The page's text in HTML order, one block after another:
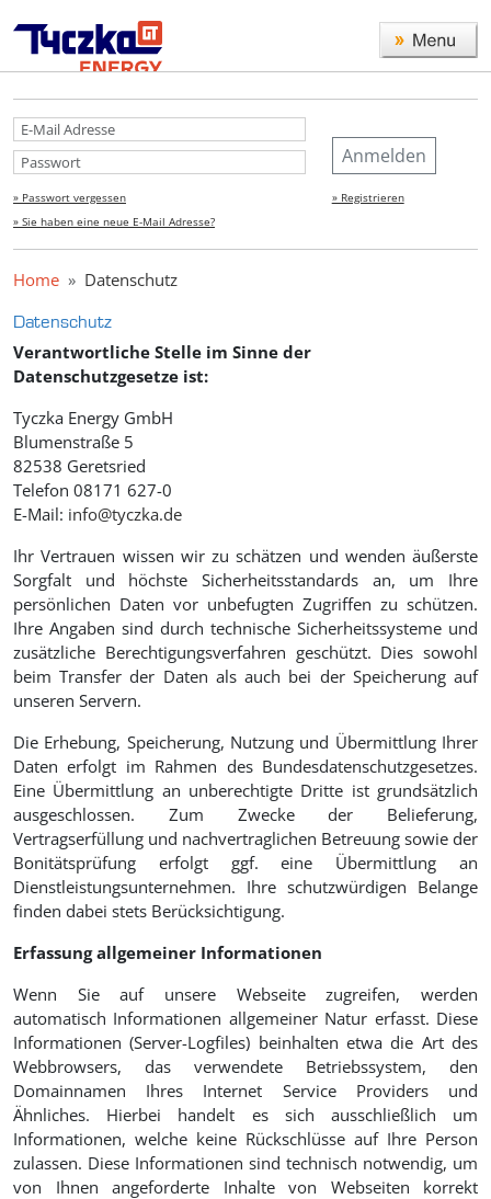
Anmelden
» Passwort vergessen
» Sie haben eine neue E-Mail Adresse?
» Registrieren
Home
Datenschutz
Datenschutz
Verantwortliche Stelle im Sinne der
Datenschutzgesetze ist:
Tyczka Energy GmbH
Blumenstraße 5
82538 Geretsried
Telefon 08171 627-0
E-Mail: info@tyczka.de
Ihr Vertrauen wissen wir zu schätzen und wenden äußerste
Sorgfalt und höchste Sicherheitsstandards an, um Ihre
persönlichen Daten vor unbefugten Zugriffen zu schützen.
Ihre Angaben sind durch technische Sicherheitssysteme und
zusätzliche Berechtigungsverfahren geschützt. Dies sowohl
beim Transfer der Daten als auch bei der Speicherung auf
unseren Servern.
Die Erhebung, Speicherung, Nutzung und Übermittlung Ihrer
Daten erfolgt im Rahmen des Bundesdatenschutzgesetzes.
Eine Übermittlung an unberechtigte Dritte ist grundsätzlich
ausgeschlossen. Zum Zwecke der Belieferung,
Vertragserfüllung und nachvertraglichen Betreuung sowie der
Bonitätsprüfung erfolgt ggf. eine Übermittlung an
Dienstleistungsunternehmen. Ihre schutzwürdigen Belange
finden dabei stets Berücksichtigung.
Erfassung allgemeiner Informationen
Wenn Sie auf unsere Webseite zugreifen, werden
automatisch Informationen allgemeiner Natur erfasst. Diese
Informationen (Server-Logfiles) beinhalten etwa die Art des
Webbrowsers, das verwendete Betriebssystem, den
Domainnamen Ihres Internet Service Providers und
Ähnliches. Hierbei handelt es sich ausschließlich um
Informationen, welche keine Rückschlüsse auf Ihre Person
zulassen. Diese Informationen sind technisch notwendig, um
von Ihnen angeforderte Inhalte von Webseiten korrekt